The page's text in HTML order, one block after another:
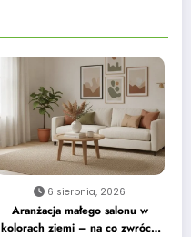
6 sierpnia, 2026
Aranżacja małego salonu w
kolorach ziemi – na co zwrócić